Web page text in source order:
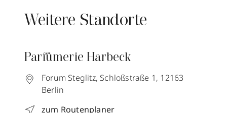
Weitere Standorte
Parfümerie Harbeck
Forum Steglitz, Schloßstraße 1, 12163
Berlin
zum Routenplaner